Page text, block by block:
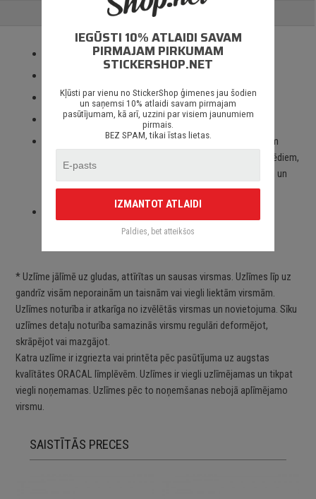
ATSAUKSMES
Izmantotas tikai augstas kvalitātes ORACAL līmplēves;
3 – 5 gadu līmplēves noturība *;
Spēcīgs līmes slānis;
Paredzēts priekš auto stikliem, virsbūves daļām, krāsotām
virsmām, portatīvajiem/stacionārajiem datoriem, velosipēdiem,
motocikliem un motorolleriem, kā arī visām citām gludām un
neporainām virsmām;
Piegāde Latvijā un citviet pasaulē bez jebkādiem
* Uzlīme jālīmē uz gludas, attīrītas un sausas virsmas. Uzlīmes līp uz
gandrīz visām neporainām un taisnām vai viegli liektām virsmām.
Uzlīmes noturība ir atkarīga no izvēlētās virsmas un novietojuma. Sīku
uzlīmes detaļu noturība samazinās virsmu regulāri deformējot,
skrāpējot vai mazgājot.
Katra uzlīme ir izgriezta vai printēta pēc pasūtījuma uz augstas
kvalītātes ORACAL līmplēvēm. Uzlīmes ir viegli uzlīmējamas un tikpat
viegli noņemamas. Uzlīmes pēc to noņemšanas nebojā aplīmējamo
virsmu.
SAISTĪTĀS PRECES
IEGŪSTI 10% ATLAIDI SAVAM
PIRMAJAM PIRKUMAM
STICKERSHOP.NET
Kļūsti par vienu no StickerShop ģimenes jau šodien
un saņemsi 10% atlaidi savam pirmajam
pasūtījumam, kā arī, uzzini par visiem jaunumiem
pirmais.
BEZ SPAM, tikai īstas lietas.
IZMANTOT ATLAIDI
Paldies, bet atteikšos